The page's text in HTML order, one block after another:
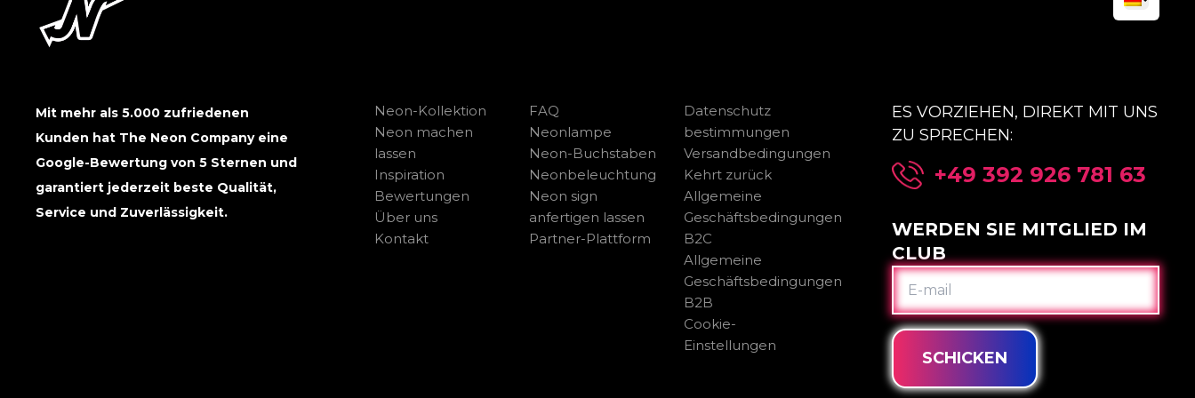
Mit mehr als 5.000 zufriedenen
Kunden hat The Neon Company eine
Google-Bewertung von 5 Sternen und
garantiert jederzeit beste Qualität,
Service und Zuverlässigkeit.
Neon-Kollektion
Neon machen
lassen
Inspiration
Bewertungen
Über uns
Kontakt
FAQ
Neonlampe
Neon-Buchstaben
Neonbeleuchtung
Neon sign
anfertigen lassen
Partner-Plattform
Datenschutz
bestimmungen
Versandbedingungen
Kehrt zurück
Allgemeine
Geschäftsbedingungen
B2C
Allgemeine
Geschäftsbedingungen
B2B
Cookie-
Einstellungen
ES VORZIEHEN, DIREKT MIT UNS
ZU SPRECHEN:
+49 392 926 781 63
WERDEN SIE MITGLIED IM
CLUB
E-
MAIL
SCHICKEN